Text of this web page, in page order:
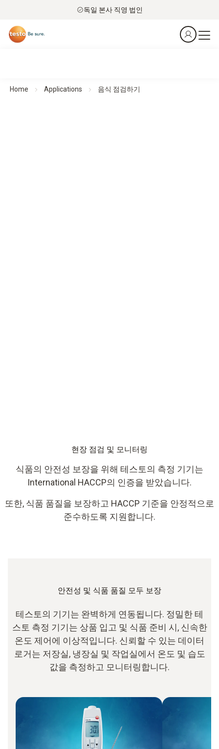
독일 본사 직영 법인
Home Applications 음식 점검하기
현장 점검 및 모니터링
식품의 안전성 보장을 위해 테스토의 측정 기기는
International HACCP의 인증을 받았습니다.
또한, 식품 품질을 보장하고 HACCP 기준을 안정적으로
준수하도록 지원합니다.
안전성 및 식품 품질 모두 보장
테스토의 기기는 완벽하게 연동됩니다. 정밀한 테
스토 측정 기기는 상품 입고 및 식품 준비 시, 신속한
온도 제어에 이상적입니다. 신뢰할 수 있는 데이터
로거는 저장실, 냉장실 및 작업실에서 온도 및 습도
값을 측정하고 모니터링합니다.